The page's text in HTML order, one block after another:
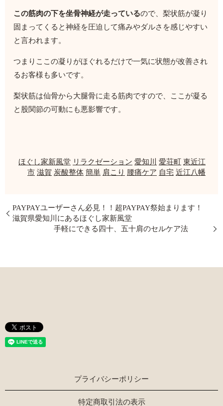
この筋肉の下を坐骨神経が走っているので、梨状筋が凝り
固まってくると神経を圧迫して痛みやダルさを感じやすい
と言われます。
つまりここの凝りがほぐれるだけで一気に状態が改善され
るお客様も多いです。
梨状筋は仙骨から大腿骨に走る筋肉ですので、ここが凝る
と股関節の可動にも悪影響です。
ほぐし家新風堂 リラクゼーション 愛知川 愛荘町 東近江
市 滋賀 炭酸整体 簡単 肩こり 腰痛ケア 自宅 近江八幡
PAYPAYユーザーさん必見！！超PAYPAY祭始まります！
滋賀県愛知川にあるほぐし家新風堂
手軽にできる四十、五十肩のセルケア法
プライバシーポリシー
特定商取引法の表示